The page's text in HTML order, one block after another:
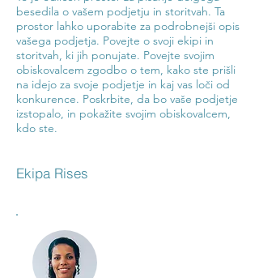
besedila o vašem podjetju in storitvah. Ta
prostor lahko uporabite za podrobnejši opis
vašega podjetja. Povejte o svoji ekipi in
storitvah, ki jih ponujate. Povejte svojim
obiskovalcem zgodbo o tem, kako ste prišli
na idejo za svoje podjetje in kaj vas loči od
konkurence. Poskrbite, da bo vaše podjetje
izstopalo, in pokažite svojim obiskovalcem,
kdo ste.
Ekipa Rises